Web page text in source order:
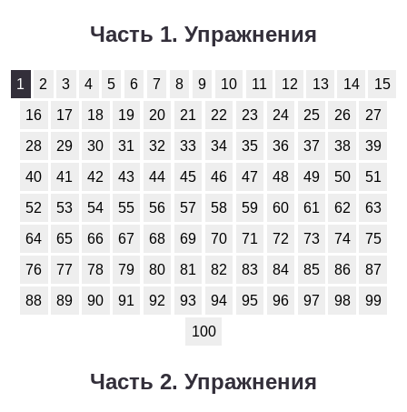
Часть 1. Упражнения
1 2 3 4 5 6 7 8 9 10 11 12 13 14
15
16
17 18 19 20 21 22 23 24 25 26
27
28
29 30 31 32 33 34 35 36 37 38
39
40
41 42 43 44 45 46 47 48 49 50
51
52
53 54 55 56 57 58 59 60 61 62
63
64
65 66 67 68 69 70 71 72 73 74
75
76
77 78 79 80 81 82 83 84 85 86
87
88
89 90 91 92 93 94 95 96 97 98
99
100
Часть 2. Упражнения